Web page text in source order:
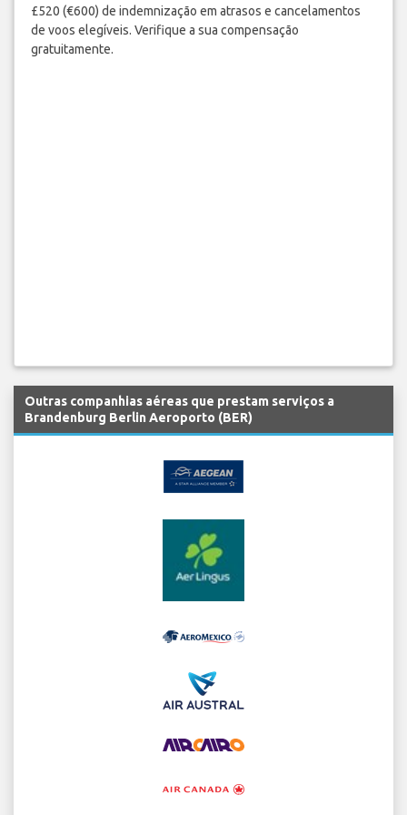
£520 (€600) de indemnização em atrasos e cancelamentos
de voos elegíveis. Verifique a sua compensação
gratuitamente.
Outras companhias aéreas que prestam serviços a
Brandenburg Berlin Aeroporto (BER)